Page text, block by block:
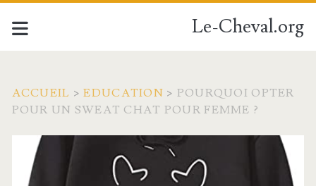
Le-Cheval.org
ACCUEIL >EDUCATION > POURQUOI OPTER
POUR UN SWEAT CHAT POUR FEMME ?